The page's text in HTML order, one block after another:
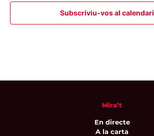
Subscriviu-vos al calendari
Mira’t
En directe
A la carta